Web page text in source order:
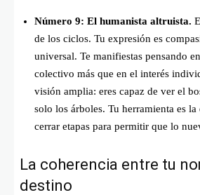
Número 9: El humanista altruista.
de los ciclos. Tu expresión es
universal. Te manifiestas pensando
colectivo más que en el interés
visión amplia: eres capaz de ver el
solo los árboles. Tu herramienta es
cerrar etapas para permitir que lo
La coherencia entre tu
destino